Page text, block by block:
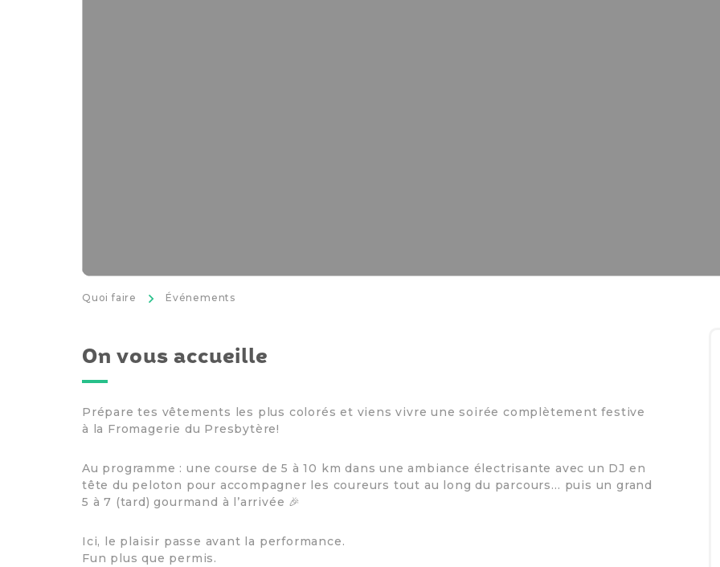
Quoi faire >
Événements
On vous accueille
Prépare tes vêtements les plus colorés et viens vivre une soirée complètement festive
à la Fromagerie du Presbytère!
Au programme : une course de 5 à 10 km dans une ambiance électrisante avec un DJ en
tête du peloton pour accompagner les coureurs tout au long du parcours… puis un grand
5 à 7 (tard) gourmand à l’arrivée 🎉
Ici, le plaisir passe avant la performance.
Fun plus que permis.